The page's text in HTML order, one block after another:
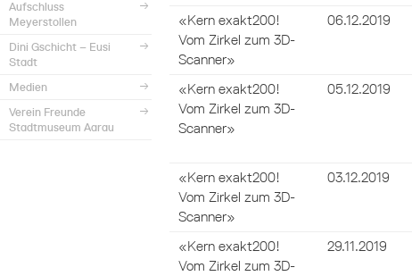
Aufschluss
Meyerstollen
Dini Gschicht – Eusi
Stadt
Medien
Verein Freunde
Stadtmuseum Aarau
«Kern exakt200!
Vom Zirkel zum 3D-
Scanner»
06.12.2019
«Kern exakt200!
Vom Zirkel zum 3D-
Scanner»
05.12.2019
«Kern exakt200!
Vom Zirkel zum 3D-
Scanner»
03.12.2019
«Kern exakt200!
Vom Zirkel zum 3D-
29.11.2019